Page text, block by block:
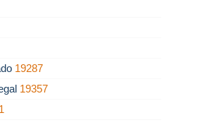
19287
19357